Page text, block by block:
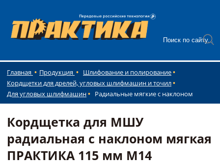
Главная Продукция
Шлифование и полирование
Кордщетки для дрелей, угловых шлифмашин и точил
Для угловых шлифмашин
Радиальные мягкие с наклоном
Кордщетка для МШУ
радиальная с наклоном мягкая
ПРАКТИКА 115 мм М14